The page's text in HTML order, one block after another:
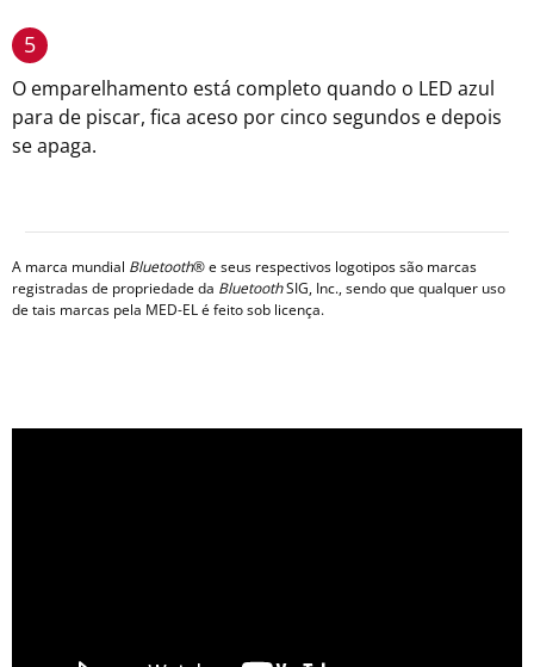
5
O emparelhamento está completo quando o LED azul
para de piscar, fica aceso por cinco segundos e depois
se apaga.
A marca mundial Bluetooth® e seus respectivos logotipos são marcas
registradas de propriedade da BluetoothSIG, Inc., sendo que qualquer uso
de tais marcas pela MED-EL é feito sob licença.